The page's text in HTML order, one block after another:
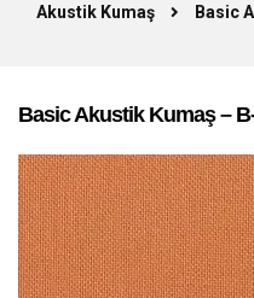
Akustik Kumaş
Basic
Basic Akustik Kumaş –